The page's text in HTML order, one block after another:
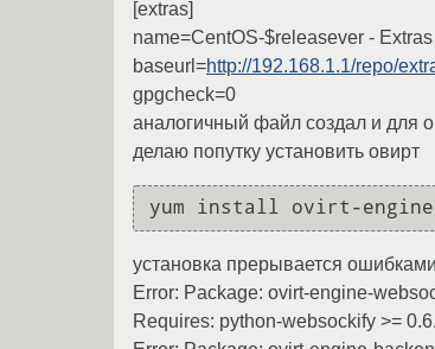
[extras]
name=CentOS-$releasever - Extras
baseurl=http://192.168.1.1/repo/
gpgcheck=0
аналогичный файл создал и для
делаю попутку установить овирт
yum install ovirt-engine
установка прерывается ошибками
Error: Package: ovirt-engine-
Requires: python-websockify >=